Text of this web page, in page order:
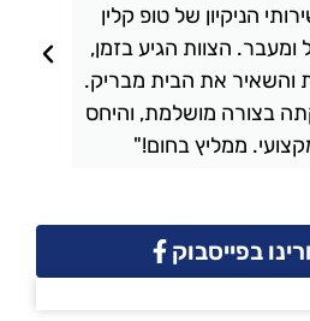
הניקיון של טופ קלין
ומעבר. הצוות הגיע בזמן,
והשאיר את הבית מבריק.
בצורה מושלמת, והיחס
ממליץ בחום!"
בפייסבוק